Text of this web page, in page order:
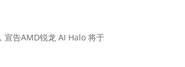
告AMD锐龙 AI Halo 将于